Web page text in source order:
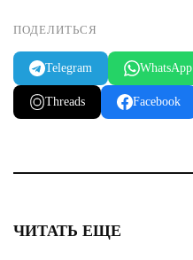
ПОДЕЛИТЬСЯ
Telegram WhatsApp
Threads Facebook
ЧИТАТЬ ЕЩЕ